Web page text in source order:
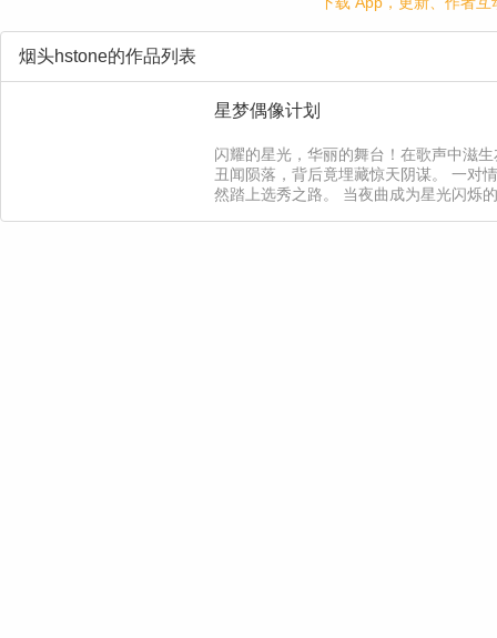
烟头hstone的作品列表
星梦偶像计划
闪耀的星光，华丽的舞台！在歌声中滋
丑闻陨落，背后竟埋藏惊天阴谋。 一对
然踏上选秀之路。 当夜曲成为星光闪烁